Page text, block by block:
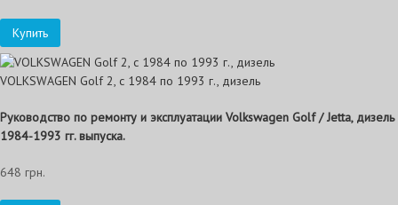
Купить
VOLKSWAGEN Golf 2, с 1984 по 1993 г., дизель
Руководство по ремонту и эксплуатации Volkswagen Golf / Jetta, дизель
1984-1993 гг. выпуска.
648 грн.